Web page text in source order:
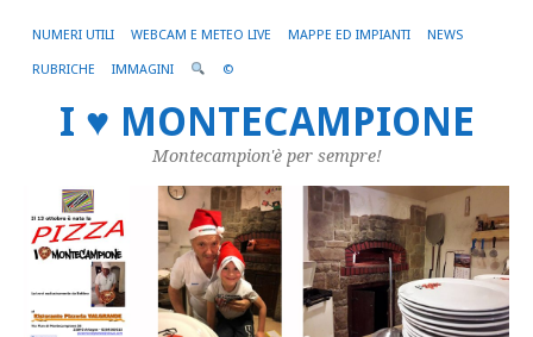
NUMERI UTILI WEBCAM E METEO LIVE MAPPE ED IMPIANTI NEWS
RUBRICHE IMMAGINI ©
I ♥ MONTECAMPIONE
Montecampion'è per sempre!